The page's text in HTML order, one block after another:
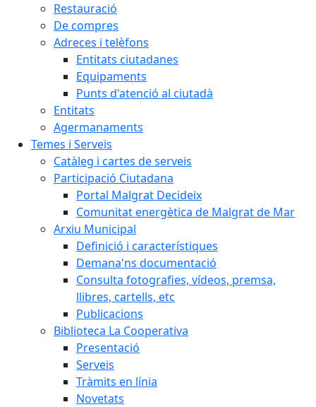
Restauració
De compres
Adreces i telèfons
Entitats ciutadanes
Equipaments
Punts d'atenció al ciutadà
Entitats
Agermanaments
Temes i Serveis
Catàleg i cartes de serveis
Participació Ciutadana
Portal Malgrat Decideix
Comunitat energètica de Malgrat de Mar
Arxiu Municipal
Definició i característiques
Demana'ns documentació
Consulta fotografies, vídeos, premsa,
llibres, cartells, etc
Publicacions
Biblioteca La Cooperativa
Presentació
Serveis
Tràmits en línia
Novetats